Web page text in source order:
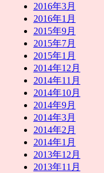
2016年3月
2016年1月
2015年9月
2015年7月
2015年1月
2014年12月
2014年11月
2014年10月
2014年9月
2014年3月
2014年2月
2014年1月
2013年12月
2013年11月